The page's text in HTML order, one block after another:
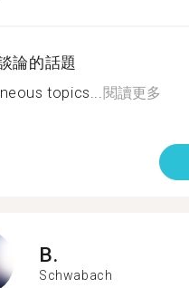
論的話題
topics... 閱讀更多
B.
Schwabach